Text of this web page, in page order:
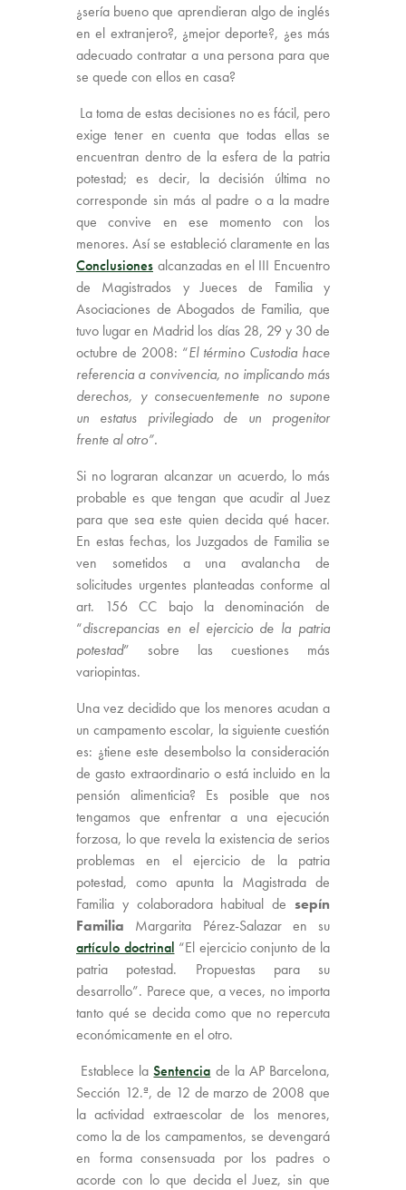
¿sería bueno que aprendieran algo de inglés
en el extranjero?, ¿mejor deporte?, ¿es más
adecuado contratar a una persona para que
se quede con ellos en casa?
La toma de estas decisiones no es fácil, pero
exige tener en cuenta que todas ellas se
encuentran dentro de la esfera de la patria
potestad; es decir, la decisión última no
corresponde sin más al padre o a la madre
que convive en ese momento con los
menores. Así se estableció claramente en las
Conclusiones alcanzadas en el III Encuentro
de Magistrados y Jueces de Familia y
Asociaciones de Abogados de Familia, que
tuvo lugar en Madrid los días 28, 29 y 30 de
octubre de 2008: “El término Custodia hace
referencia a convivencia, no implicando más
derechos, y consecuentemente no supone
un estatus privilegiado de un progenitor
frente al otro”.
Si no lograran alcanzar un acuerdo, lo más
probable es que tengan que acudir al Juez
para que sea este quien decida qué hacer.
En estas fechas, los Juzgados de Familia se
ven sometidos a una avalancha de
solicitudes urgentes planteadas conforme al
art. 156 CC bajo la denominación de
“discrepancias en el ejercicio de la patria
potestad” sobre las cuestiones más
variopintas.
Una vez decidido que los menores acudan a
un campamento escolar, la siguiente cuestión
es: ¿tiene este desembolso la consideración
de gasto extraordinario o está incluido en la
pensión alimenticia? Es posible que nos
tengamos que enfrentar a una ejecución
forzosa, lo que revela la existencia de serios
problemas en el ejercicio de la patria
potestad, como apunta la Magistrada de
Familia y colaboradora habitual de sepín
Familia Margarita Pérez-Salazar en su
artículo doctrinal “El ejercicio conjunto de la
patria potestad. Propuestas para su
desarrollo”. Parece que, a veces, no importa
tanto qué se decida como que no repercuta
económicamente en el otro.
Establece laSentencia de la AP Barcelona,
Sección 12.ª, de 12 de marzo de 2008 que
la actividad extraescolar de los menores,
como la de los campamentos, se devengará
en forma consensuada por los padres o
acorde con lo que decida el Juez, sin que